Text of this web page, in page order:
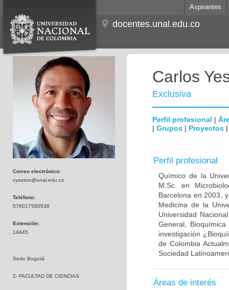
Aspirantes
docentes.unal.edu.co
Correo electrónico:
cysotoo@unal.edu.co
Teléfono:
576017580538
Extensión:
14445
Sede Bogotá
2- FACULTAD DE CIENCIAS
Carlos
Exclusiva
Perfil profesional |
| Grupos | Proyectos
Perfil profesional
Químico de la
M.Sc. en
Barcelona en 2003,
Medicina de la
Universidad
General,
investigación
de Colombia
Sociedad
Áreas de interés